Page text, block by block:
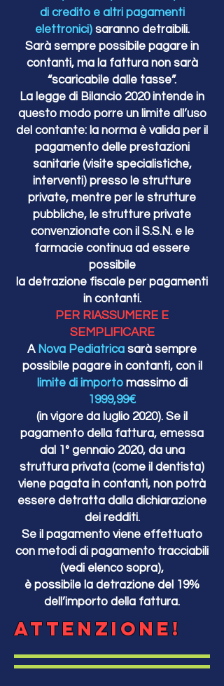
di credito e altri pagamenti
elettronici)saranno detraibili.
Sarà sempre possibile pagare in
contanti, ma la fattura non sarà
“scaricabile dalle tasse”.
La legge di Bilancio 2020 intende in
questo modo porre un limite all’uso
del contante: la norma è valida per il
pagamento delle prestazioni
sanitarie (visite specialistiche,
interventi) presso le strutture
private, mentre per le strutture
pubbliche, le strutture private
convenzionate con il S.S.N. e le
farmacie continua ad essere
possibile
la detrazione fiscale per pagamenti
in contanti.
PER RIASSUMERE E
SEMPLIFICARE
A Nova Pediatrica sarà sempre
possibile pagare in contanti, con il
limite di importomassimo di
1999,99€
(in vigore da luglio 2020). Se il
pagamento della fattura, emessa
dal 1° gennaio 2020, da una
struttura privata (come il dentista)
viene pagata in contanti, non potrà
essere detratta dalla dichiarazione
dei redditi.
Se il pagamento viene effettuato
con metodi di pagamento tracciabili
(vedi elenco sopra),
è possibile la detrazione del 19%
dell’importo della fattura.
ATTENZIONE!